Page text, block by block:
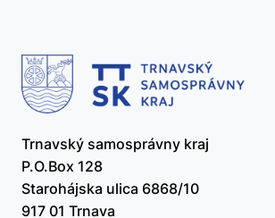
Trnavský samosprávny kraj
P.O.Box 128
Starohájska ulica 6868/10
917 01 Trnava